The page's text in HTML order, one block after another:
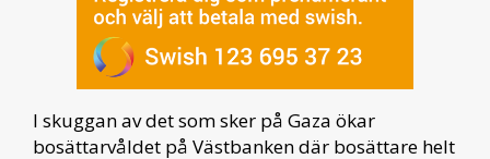
I skuggan av det som sker på Gaza ökar
bosättarvåldet på Västbanken där bosättare helt